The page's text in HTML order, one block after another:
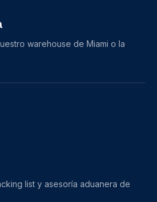
warehouse de Miami o la
list y asesoría aduanera de